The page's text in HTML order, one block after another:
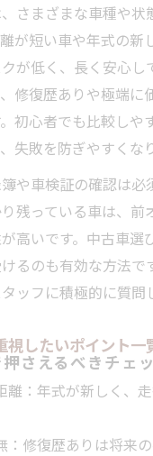
購入で大切なアフタ
の維持費も考慮した
選びで重視すべき保
中古車判断のポイン
判断で後悔しないため
はいけない中古車の
の評価点と判断基準の
選びで損をしないため
年式や走行距離が重要
選びは年式と走行距離
の走行距離から分か
さまざまな車種や状
が短い車や年式の新
が低く、長く安心し
修復歴ありや極端に
初心者でも比較しや
失敗を防ぎやすくな
や車検証の確認は必
残っている車は、前
高いです。中古車選
るのも有効な方法で
ッフに積極的に質問
視したいポイント一
さえるべきチェ
離：年式が新しく、
：修復歴ありは将来